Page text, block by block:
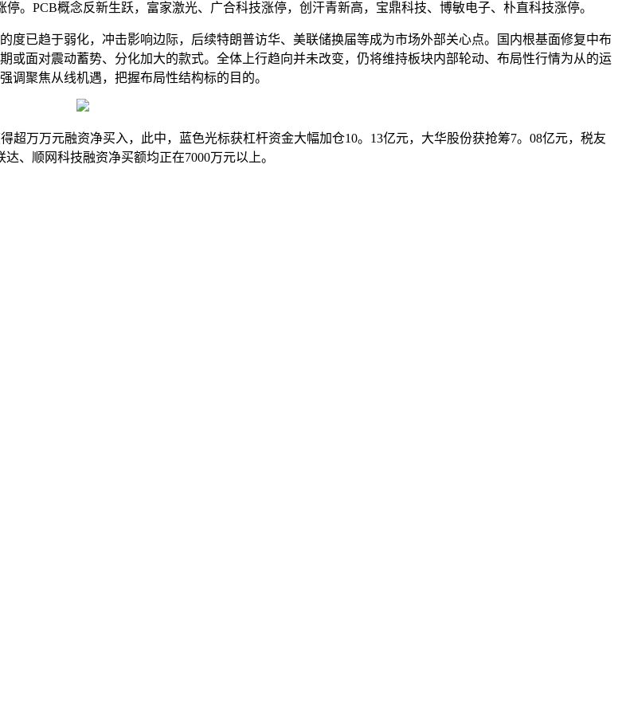
。PCB概念反新生跃，富家激光、广合科技涨停，创汗青新高，宝鼎科技、博敏电子、朴直科技涨停。
已趋于弱化，冲击影响边际，后续特朗普访华、美联储换届等成为市场外部关心点。国内根基面修复中布
或面对震动蓄势、分化加大的款式。全体上行趋向并未改变，仍将维持板块内部轮动、布局性行情为从的运
调聚焦从线机遇，把握布局性结构标的目的。
万万元融资净买入，此中，蓝色光标获杠杆资金大幅加仓10。13亿元，大华股份获抢筹7。08亿元，税友
、顺网科技融资净买额均正在7000万元以上。